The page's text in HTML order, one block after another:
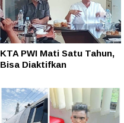
KTA PWI Mati Satu Tahun,
Bisa Diaktifkan